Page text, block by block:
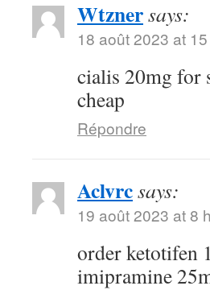
Wtznersays:
18 août 2023 at
cialis 20mg for
cheap
Répondre
Aclvrcsays:
19 août 2023 at 8
order ketotifen
imipramine